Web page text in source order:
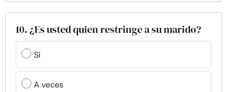
10. ¿Es usted quien restringe a su marido?
Sí
A veces